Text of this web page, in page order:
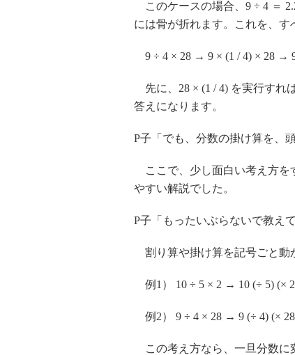
このケースの場合、9 ÷ 4 ＝
には骨が折れます。これを、す
9 ÷ 4 × 28 → 9 × (1 / 4) × 28 →
先に、28 × (1 / 4) を実行すれ
答えになります。
P子「でも、分数の掛け算を、
ここで、少し面白い考え方を
やすい解説でした。
P子「もったいぶらないで教えて
割り算や掛け算を記号ごと動
例1） 10 ÷ 5 × 2 → 10 (÷ 5) (×
例2） 9 ÷ 4 × 28 → 9 (÷ 4) (×
この考え方なら、一旦分数に